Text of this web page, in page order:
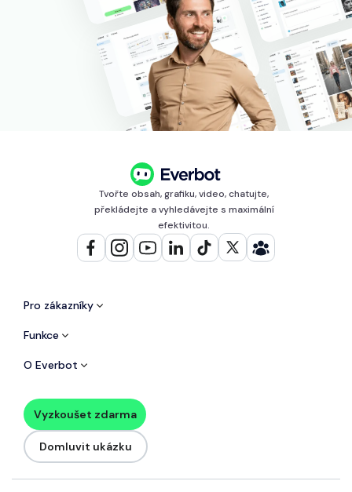
Tvořte obsah, grafiku, video, chatujte,
překládejte a vyhledávejte s maximální
efektivitou.
Pro zákazníky
Funkce
O Everbot
Vyzkoušet zdarma
Domluvit ukázku